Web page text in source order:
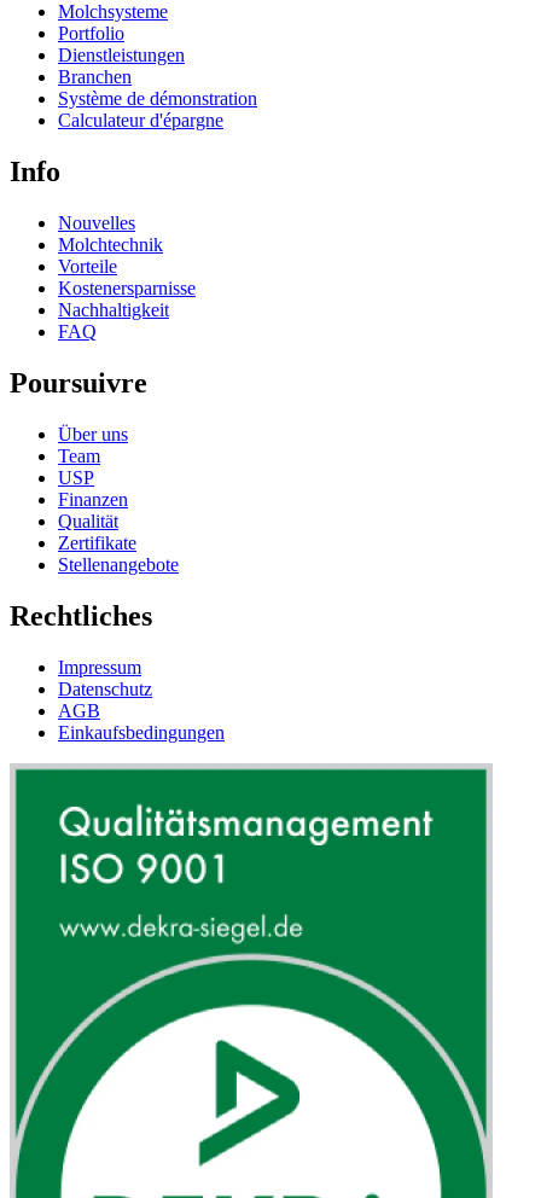
Molchsysteme
Portfolio
Dienstleistungen
Branchen
Système de démonstration
Calculateur d'épargne
Info
Nouvelles
Molchtechnik
Vorteile
Kostenersparnisse
Nachhaltigkeit
FAQ
Poursuivre
Über uns
Team
USP
Finanzen
Qualität
Zertifikate
Stellenangebote
Rechtliches
Impressum
Datenschutz
AGB
Einkaufsbedingungen